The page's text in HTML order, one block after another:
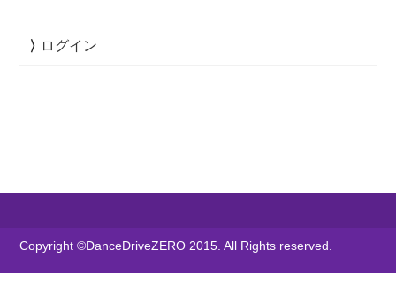
ログイン
Copyright ©DanceDriveZERO 2015. All Rights reserved.